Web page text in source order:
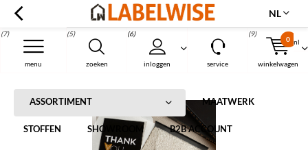
nl
zoeken
(5)
inloggen
(6)
menu
(7)
service winkelwagen
0
(9)
Menu
NL
ASSORTIMENT MAATWERK
STOFFEN SHOWROOM B2B ACCOUNT
Home Stofstalen kit Coral Bouclé